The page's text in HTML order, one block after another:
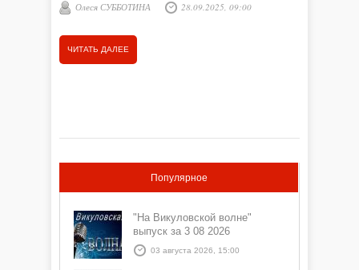
Олеся СУББОТИНА 28.09.2025, 09:00
ЧИТАТЬ ДАЛЕЕ
Популярное
"На Викуловской волне"
выпуск за 3 08 2026
03 августа 2026, 15:00